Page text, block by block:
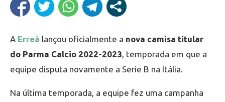
A Erreà lançou oficialmente a nova camisa titular
do Parma Calcio 2022-2023, temporada em que a
equipe disputa novamente a Serie B na Itália.
Na última temporada, a equipe fez uma campanha